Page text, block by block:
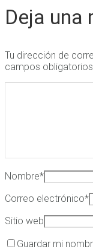
Deja una
Tu dirección de
campos
Nombre*
Correo electrónico*
Sitio web
Guardar mi